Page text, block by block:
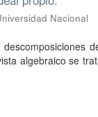
Nacional
algebraico se